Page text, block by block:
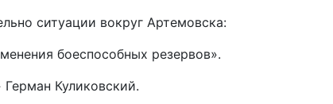
ситуации вокруг Артемовска:
боеспособных резервов».
Куликовский.